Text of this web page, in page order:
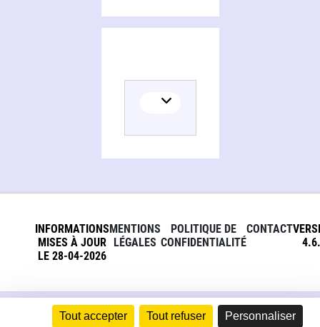
Tout accepter Tout refuser Personnaliser
INFORMATIONS
MISES À JOUR
LE 28-04-2026
MENTIONS
LÉGALES
POLITIQUE DE
CONFIDENTIALITÉ
CONTACT